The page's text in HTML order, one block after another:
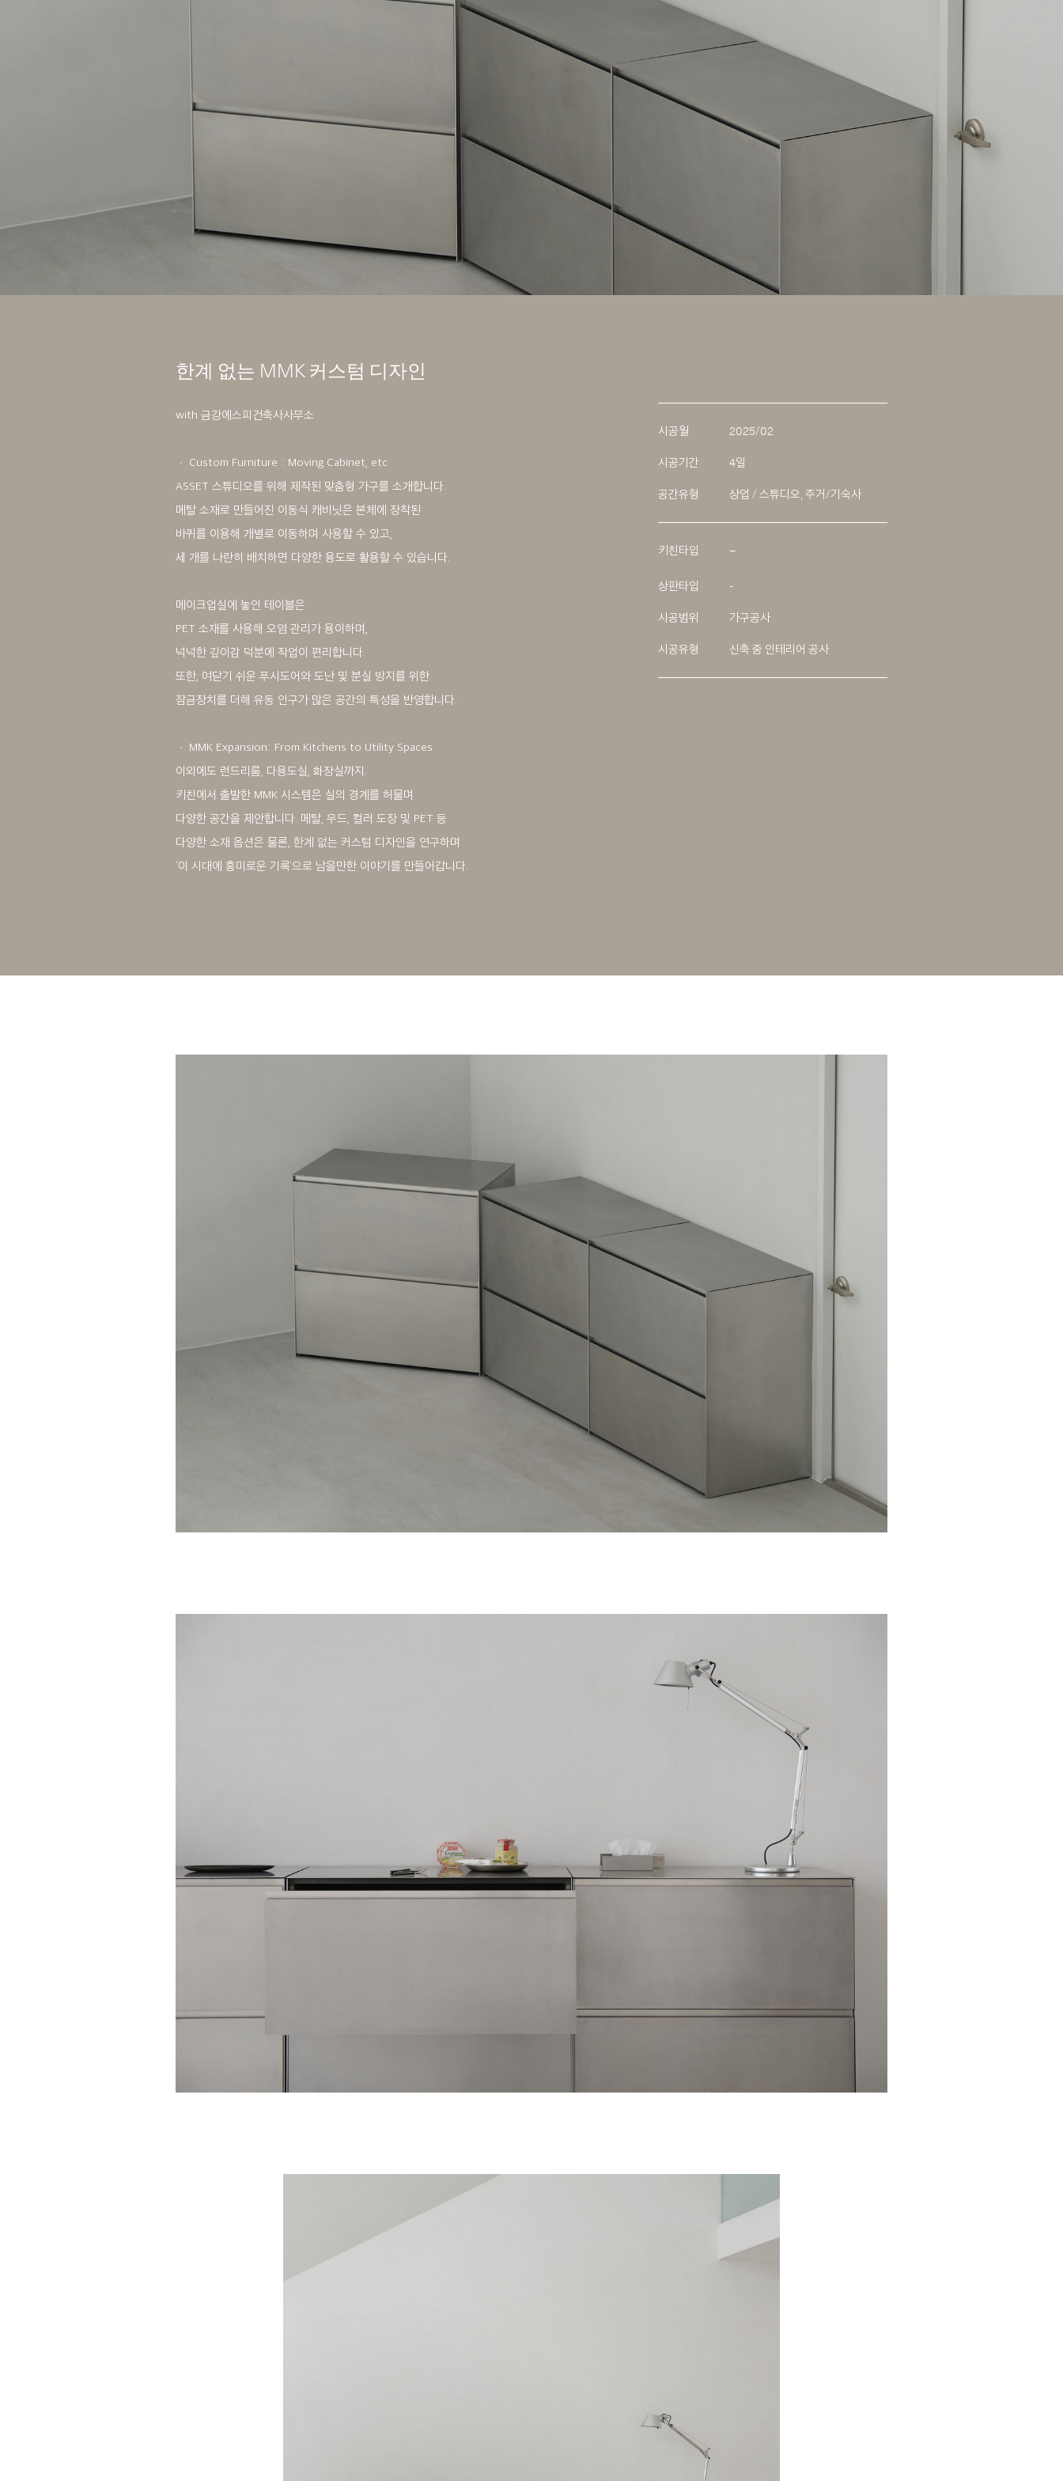
한계 없는 MMK 커스텀 디자인
with 금강에스피건축사사무소
ㆍ Custom Furniture : Moving Cabinet, etc
ASSET 스튜디오를 위해 제작된 맞춤형 가구를 소개합니다.
메탈 소재로 만들어진 이동식 캐비닛은 본체에 장착된
바퀴를 이용해 개별로 이동하며 사용할 수 있고,
세 개를 나란히 배치하면 다양한 용도로 활용할 수 있습니다.
메이크업실에 놓인 테이블은
PET 소재를 사용해 오염 관리가 용이하며,
넉넉한 깊이감 덕분에 작업이 편리합니다.
또한, 여닫기 쉬운 푸시도어와 도난 및 분실 방지를 위한
잠금장치를 더해 유동 인구가 많은 공간의 특성을 반영합니다.
ㆍ MMK Expansion: From Kitchens to Utility Spaces
이외에도 런드리룸, 다용도실, 화장실까지.
키친에서 출발한 MMK 시스템은 실의 경계를 허물며
다양한 공간을 제안합니다. 메탈, 우드, 컬러 도장 및 PET 등
다양한 소재 옵션은 물론, 한계 없는 커스텀 디자인을 연구하며
‘이 시대에 흥미로운 기록’으로 남을만한 이야기를 만들어갑니다.
시공월 2025/02
시공기간 4일
공간유형 상업 / 스튜디오, 주거/기숙사
키친타입 –
상판타입 -
시공범위 가구공사
시공유형 신축 중 인테리어 공사